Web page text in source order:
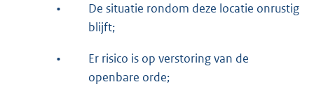
•
De situatie rondom deze locatie onrustig
blijft;
•
Er risico is op verstoring van de
openbare orde;